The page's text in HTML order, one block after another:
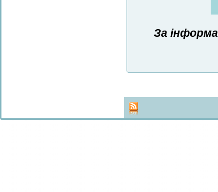
За